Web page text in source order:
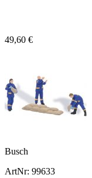
49,60 €
Busch
ArtNr: 99633